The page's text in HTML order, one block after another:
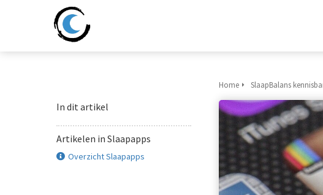
In dit artikel
Artikelen in Slaapapps
Overzicht Slaapapps
Home SlaapBalans